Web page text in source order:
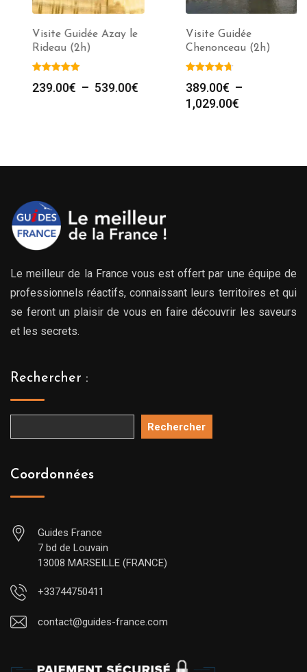
Visite Guidée Azay le
Rideau (2h)
239.00€– 539.00€Plage
539.00€
Visite Guidée
Chenonceau (2h)
389.00€–
1,029.00€Plage
à
Le meilleur de la France vous est offert par une équipe de
professionnels réactifs, connaissant leurs territoires et qui
se feront un plaisir de vous en faire découvrir les saveurs
et les secrets.
Rechercher :
Rechercher
Coordonnées
Guides France
7 bd de Louvain
13008 MARSEILLE (FRANCE)
+33744750411
contact@guides-france.com